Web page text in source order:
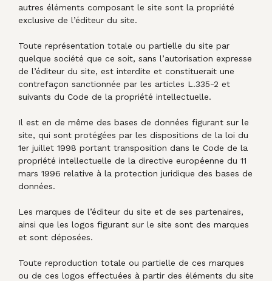
autres éléments composant le site sont la propriété
exclusive de l’éditeur du site.
Toute représentation totale ou partielle du site par
quelque société que ce soit, sans l’autorisation expresse
de l’éditeur du site, est interdite et constituerait une
contrefaçon sanctionnée par les articles L.335-2 et
suivants du Code de la propriété intellectuelle.
Il est en de même des bases de données figurant sur le
site, qui sont protégées par les dispositions de la loi du
1er juillet 1998 portant transposition dans le Code de la
propriété intellectuelle de la directive européenne du 11
mars 1996 relative à la protection juridique des bases de
données.
Les marques de l’éditeur du site et de ses partenaires,
ainsi que les logos figurant sur le site sont des marques
et sont déposées.
Toute reproduction totale ou partielle de ces marques
ou de ces logos effectuées à partir des éléments du site